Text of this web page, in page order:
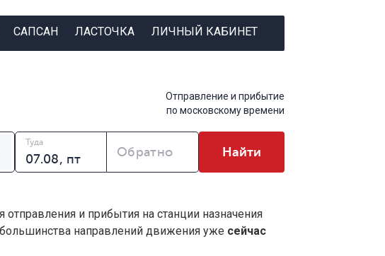
САПСАН ЛАСТОЧКА ЛИЧНЫЙ КАБИНЕТ
Отправление и прибытие
по московскому времени
Туда
Обратно Найти
отправления и прибытия на станции назначения
направлений движения уже сейчас